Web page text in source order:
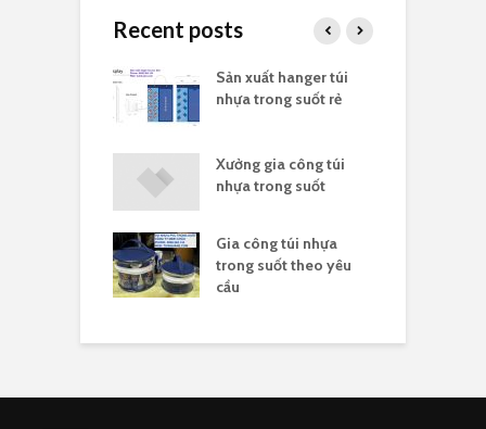
Recent posts
Sản xuất hanger túi
nhựa trong suốt rẻ
Xưởng gia công túi
nhựa trong suốt
Gia công túi nhựa
trong suốt theo yêu
cầu